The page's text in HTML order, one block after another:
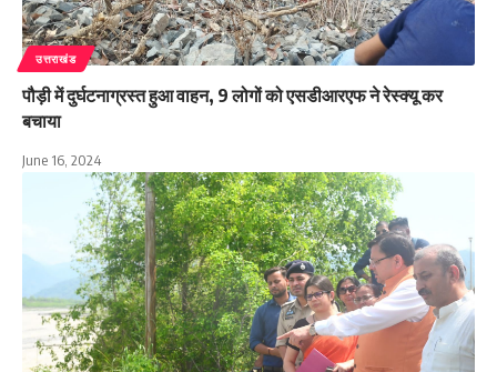
उत्तराखंड
पौड़ी में दुर्घटनाग्रस्त हुआ वाहन, 9 लोगों को एसडीआरएफ ने रेस्क्यू कर
बचाया
June 16, 2024